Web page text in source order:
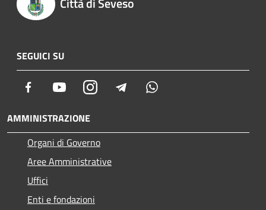
SEGUICI SU
Facebook YoutubeInstagram Telegram
AMMINISTRAZIONE
Organi di Governo
Aree Amministrative
Uffici
Enti e fondazioni